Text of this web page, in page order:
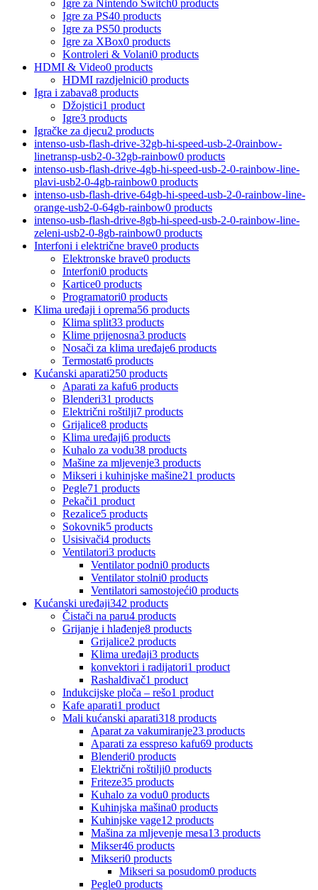
Igre za Nintendo Switch0 products
Igre za PS40 products
Igre za PS50 products
Igre za XBox0 products
Kontroleri & Volani0 products
HDMI & Video0 products
HDMI razdjelnici0 products
Igra i zabava8 products
Džojstici1 product
Igre3 products
Igračke za djecu2 products
intenso-usb-flash-drive-32gb-hi-speed-usb-2-0rainbow-
linetransp-usb2-0-32gb-rainbow0 products
intenso-usb-flash-drive-4gb-hi-speed-usb-2-0-rainbow-line-
plavi-usb2-0-4gb-rainbow0 products
intenso-usb-flash-drive-64gb-hi-speed-usb-2-0-rainbow-line-
orange-usb2-0-64gb-rainbow0 products
intenso-usb-flash-drive-8gb-hi-speed-usb-2-0-rainbow-line-
zeleni-usb2-0-8gb-rainbow0 products
Interfoni i električne brave0 products
Elektronske brave0 products
Interfoni0 products
Kartice0 products
Programatori0 products
Klima uređaji i oprema56 products
Klima split33 products
Klime prijenosna3 products
Nosači za klima uređaje6 products
Termostat6 products
Kućanski aparati250 products
Aparati za kafu6 products
Blenderi31 products
Električni roštilji7 products
Grijalice8 products
Klima uređaji6 products
Kuhalo za vodu38 products
Mašine za mljevenje3 products
Mikseri i kuhinjske mašine21 products
Pegle71 products
Pekači1 product
Rezalice5 products
Sokovnik5 products
Usisivači4 products
Ventilatori3 products
Ventilator podni0 products
Ventilator stolni0 products
Ventilatori samostojeći0 products
Kućanski uređaji342 products
Čistači na paru4 products
Grijanje i hlađenje8 products
Grijalice2 products
Klima uređaji3 products
konvektori i radijatori1 product
Rashalđivač1 product
Indukcijske ploča – rešo1 product
Kafe aparati1 product
Mali kućanski aparati318 products
Aparat za vakumiranje23 products
Aparati za esspreso kafu69 products
Blenderi0 products
Električni roštilji0 products
Friteze35 products
Kuhalo za vodu0 products
Kuhinjska mašina0 products
Kuhinjske vage12 products
Mašina za mljevenje mesa13 products
Mikser46 products
Mikseri0 products
Mikseri sa posudom0 products
Pegle0 products